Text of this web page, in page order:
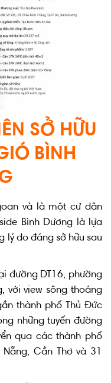
SỞ HỮU
BÌNH
và là một cư dân
Bình Dương là lựa
lý do đáng sở hữu sau
đường DT16, phường
với view sông thoáng
thành phố Thủ Đức
những tuyến đường
qua các thành phố
Cần Thơ và 31